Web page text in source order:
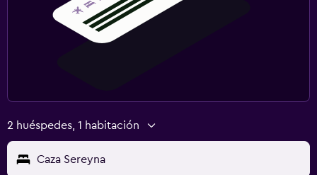
2 huéspedes, 1 habitación
Caza Sereyna